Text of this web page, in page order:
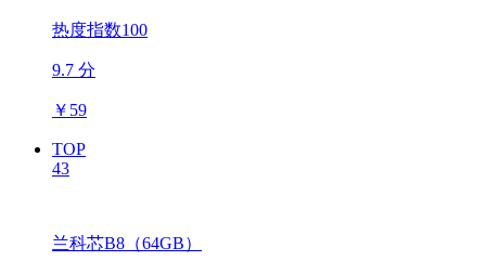
热度指数100
9.7 分
￥ 59
TOP
43
兰科芯B8（64GB）